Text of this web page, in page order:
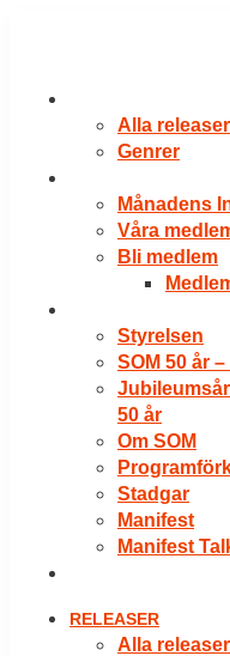
Alla releaser
Genrer
Månadens
Våra
Bli medlem
Styrelsen
SOM 50 år
50 år
Om SOM
Stadgar
Manifest
Manifest
RELEASER
Alla releaser